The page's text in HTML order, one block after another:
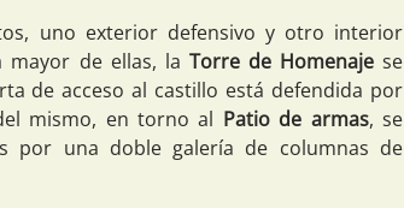
uno exterior defensivo y otro interior
mayor de ellas, la Torre de Homenajese
de acceso al castillo está defendida por
mismo, en torno al Patio de armas, se
por una doble galería de columnas de